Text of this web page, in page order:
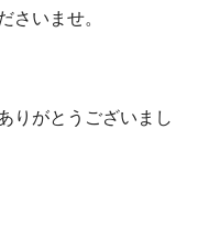
さいませ。
りがとうございまし